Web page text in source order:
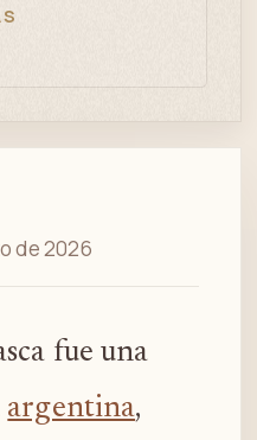
de 2026
fue una
argentina,